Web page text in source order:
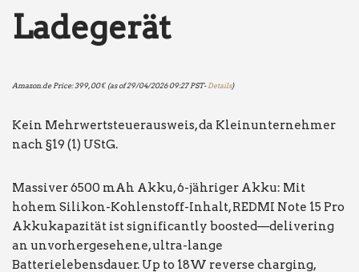
Ladegerät
Amazon.de Price:399,00€ (as of 29/04/2026 09:27 PST-Details)
Kein Mehrwertsteuerausweis, da Kleinunternehmer
nach §19 (1) UStG.
Massiver 6500 mAh Akku, 6-jähriger Akku: Mit
hohem Silikon-Kohlenstoff-Inhalt, REDMI Note 15 Pro
Akkukapazität ist significantly boosted—delivering
an unvorhergesehene, ultra-lange
Batterielebensdauer. Up to 18W reverse charging,